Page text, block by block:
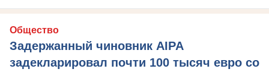
Общество
Задержанный чиновник AIPA
задекларировал почти 100 тысяч евро со